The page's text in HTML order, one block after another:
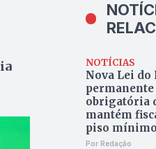
NOTÍCIAS
Nova Lei do
permanente
obrigatória
mantém
piso mínimo
Por Redação